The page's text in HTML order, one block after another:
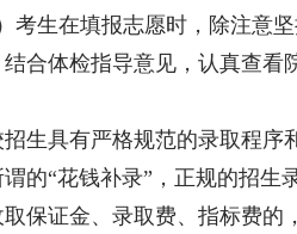
生在填报志愿时，除注意坚
合体检指导意见，认真查看
具有严格规范的录取程序
的“花钱补录”，正规的招生
保证金、录取费、指标费的